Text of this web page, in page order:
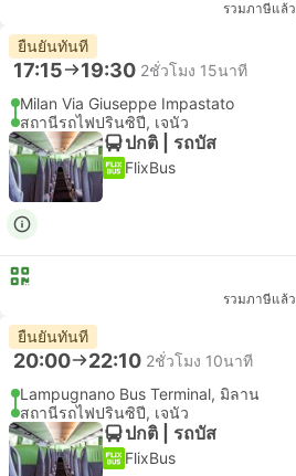
รวมภาษีแล้ว
ยืนยันทันที
17:15 19:30 2ชั่วโมง 15นาที
Milan Via Giuseppe Impastato
สถานีรถไฟปรินซิปี, เจนัว
ปกติ | รถบัส
FlixBus
รวมภาษีแล้ว
ยืนยันทันที
20:00 22:10 2ชั่วโมง 10นาที
Lampugnano Bus Terminal, มิลาน
สถานีรถไฟปรินซิปี, เจนัว
ปกติ | รถบัส
FlixBus